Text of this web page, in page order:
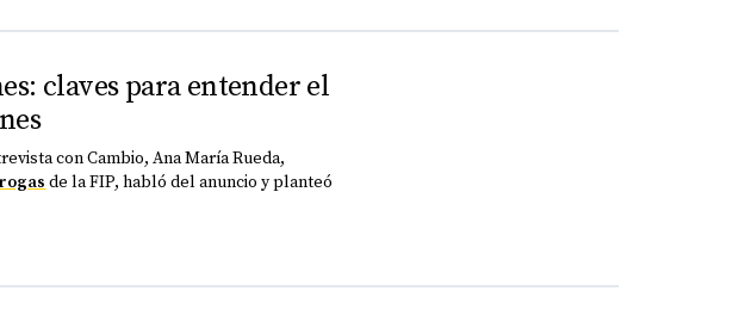
claves para entender el
con Cambio, Ana María Rueda,
de la FIP, habló del anuncio y planteó